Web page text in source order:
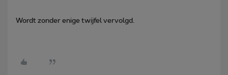
Wordt zonder enige twijfel vervolgd.